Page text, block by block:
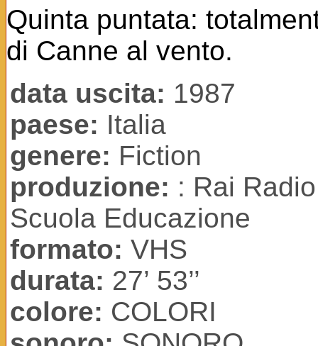
Quinta puntata:
di Canne al vento.
data uscita: 1987
paese: Italia
genere: Fiction
produzione: : Rai
Scuola Educazione
formato: VHS
durata: 27’ 53’’
colore: COLORI